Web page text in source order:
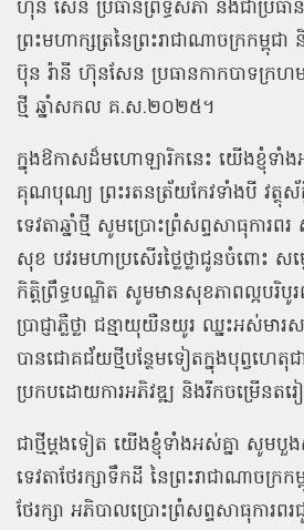
ហ៊ុន សែន ប្រធានព្រឹទ្ធសភា និងជាប្រធាន
ព្រះមហាក្សត្រនៃព្រះរាជាណាចក្រកម្ពុជា
ប៊ុន រ៉ានី ហ៊ុនសែន ប្រធានកាកបាទក្រហម
ថ្មី ឆ្នាំសកល គ.ស.២០២៥។
ក្នុងឱកាសដ៏មហោឡារិកនេះ យើងខ្ញុំទ
គុណបុណ្យ ព្រះរតនត្រ័យកែវទាំងបី វត្ថុស័
ទេវតាឆ្នាំថ្មី សូមប្រោះព្រំសព្ទសាធុកា
សុខ បវរមហាប្រសើរថ្លៃថ្លាជូនចំពោះ ស
កិត្តិព្រឹទ្ធបណ្ឌិត សូមមានសុខភាពល្អបរិ
ប្រាជ្ញាភ្លឺថ្លា ជន្មាយុយឺនយូរ ឈ្នះអស់ម
បានជោគជ័យថ្មីបន្ថែមទៀតក្នុងបុព្វហេតុ
ប្រកបដោយការអភិវឌ្ឍ និងរីកចម្រើនត
ជាថ្មីម្ដងទៀត យើងខ្ញុំទាំងអស់គ្នា សូមបួ
ទេវតាថែរក្សាទឹកដី នៃព្រះរាជាណាចក្
ថែរក្សា អភិបាលប្រោះព្រំសព្ទសាធុការព